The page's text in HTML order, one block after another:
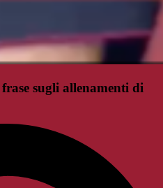
sugli allenamenti di